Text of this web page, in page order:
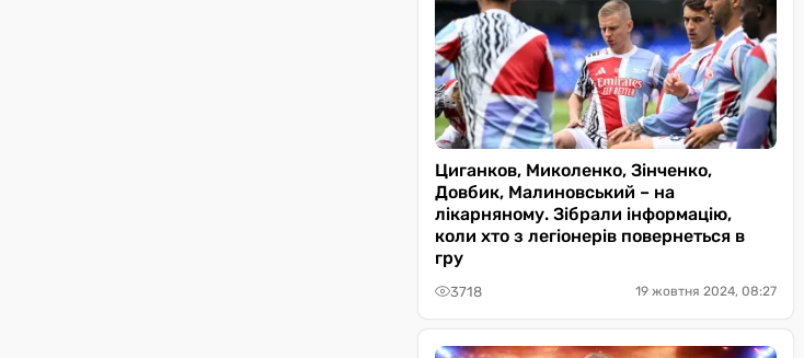
Циганков, Миколенко, Зінченко,
Довбик, Малиновський – на
лікарняному. Зібрали інформацію,
коли хто з легіонерів повернеться в
гру
3718 19 жовтня 2024, 08:27